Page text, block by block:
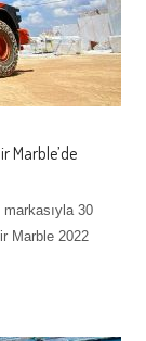
Marble’de
30
Marble 2022